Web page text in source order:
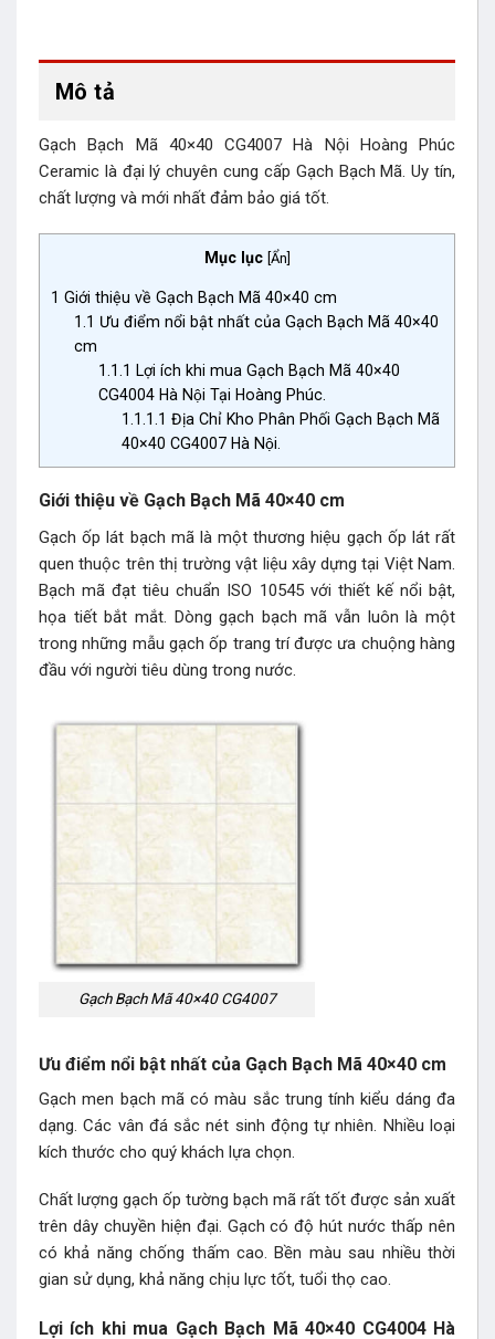
Mô tả
Gạch Bạch Mã 40×40 CG4007 Hà Nội Hoàng Phúc
Ceramic là đại lý chuyên cung cấp Gạch Bạch Mã. Uy tín,
chất lượng và mới nhất đảm bảo giá tốt.
Mục lục [Ẩn]
1 Giới thiệu về Gạch Bạch Mã 40×40 cm
1.1 Ưu điểm nổi bật nhất của Gạch Bạch Mã 40×40
cm
1.1.1 Lợi ích khi mua Gạch Bạch Mã 40×40
CG4004 Hà Nội Tại Hoàng Phúc.
1.1.1.1 Địa Chỉ Kho Phân Phối Gạch Bạch Mã
40×40 CG4007 Hà Nội.
Giới thiệu về Gạch Bạch Mã 40×40 cm
Gạch ốp lát bạch mã là một thương hiệu gạch ốp látrất
quen thuộc trên thị trường vật liệu xây dựng tại Việt Nam.
Bạch mã đạt tiêu chuẩn ISO 10545 với thiết kế nổi bật,
họa tiết bắt mắt. Dòng gạch bạch mã vẫn luôn là một
trong những mẫu gạch ốp trang trí được ưa chuộng hàng
đầu với người tiêu dùng trong nước.
Gạch Bạch Mã 40×40 CG4007
Ưu điểm nổi bật nhất của Gạch Bạch Mã 40×40 cm
Gạch men bạch mã có màu sắc trung tính kiểu dáng đa
dạng. Các vân đá sắc nét sinh động tự nhiên. Nhiều loại
kích thước cho quý khách lựa chọn.
Chất lượng gạch ốp tường bạch mã rất tốt được sản xuất
trên dây chuyền hiện đại. Gạch có độ hút nước thấp nên
có khả năng chống thấm cao. Bền màu sau nhiều thời
gian sử dụng, khả năng chịu lực tốt, tuổi thọ cao.
Lợi ích khi mua Gạch Bạch Mã 40×40 CG4004 Hà